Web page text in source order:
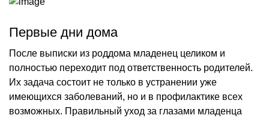
Первые дни дома
После выписки из роддома младенец целиком и
полностью переходит под ответственность родителей.
Их задача состоит не только в устранении уже
имеющихся заболеваний, но и в профилактике всех
возможных. Правильный уход за глазами младенца